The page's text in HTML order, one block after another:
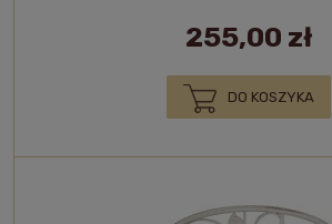
255,00 zł
DO KOSZYKA